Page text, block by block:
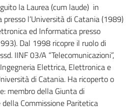
la Laurea (cum laude) in
l’Università di Catania (1989)
ed Informatica presso
Dal 1998 ricopre il ruolo di
IINF 03/A “Telecomunicazioni”,
Elettrica, Elettronica e
di Catania. Ha ricoperto o
membro della Giunta di
Commissione Paritetica